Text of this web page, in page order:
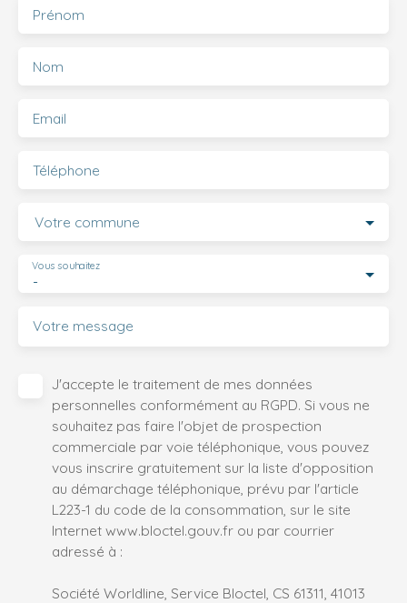
Prénom
Nom
Email
Téléphone
Votre commune
-
Vous souhaitez
Votre message
J'accepte le traitement de mes données
personnelles conformément au RGPD. Si vous ne
souhaitez pas faire l'objet de prospection
commerciale par voie téléphonique, vous pouvez
vous inscrire gratuitement sur la liste d'opposition
au démarchage téléphonique, prévu par l'article
L223-1 du code de la consommation, sur le site
Internet www.bloctel.gouv.fr ou par courrier
adressé à :
Société Worldline, Service Bloctel, CS 61311, 41013